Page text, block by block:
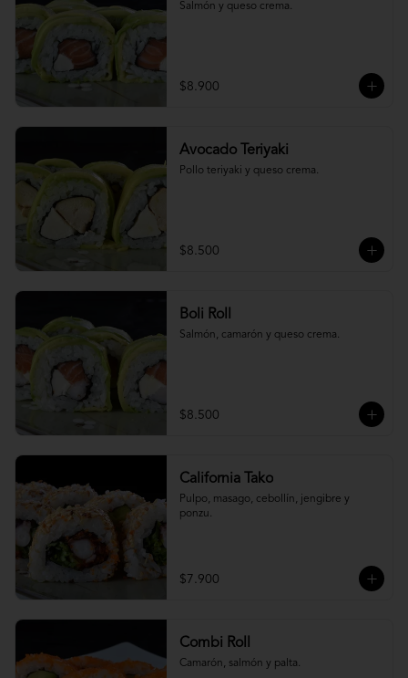
Salmón y queso crema.
$8.900
Avocado Teriyaki
Pollo teriyaki y queso crema.
$8.500
Boli Roll
Salmón, camarón y queso crema.
$8.500
California Tako
Pulpo, masago, cebollín, jengibre y
ponzu.
$7.900
Combi Roll
Camarón, salmón y palta.